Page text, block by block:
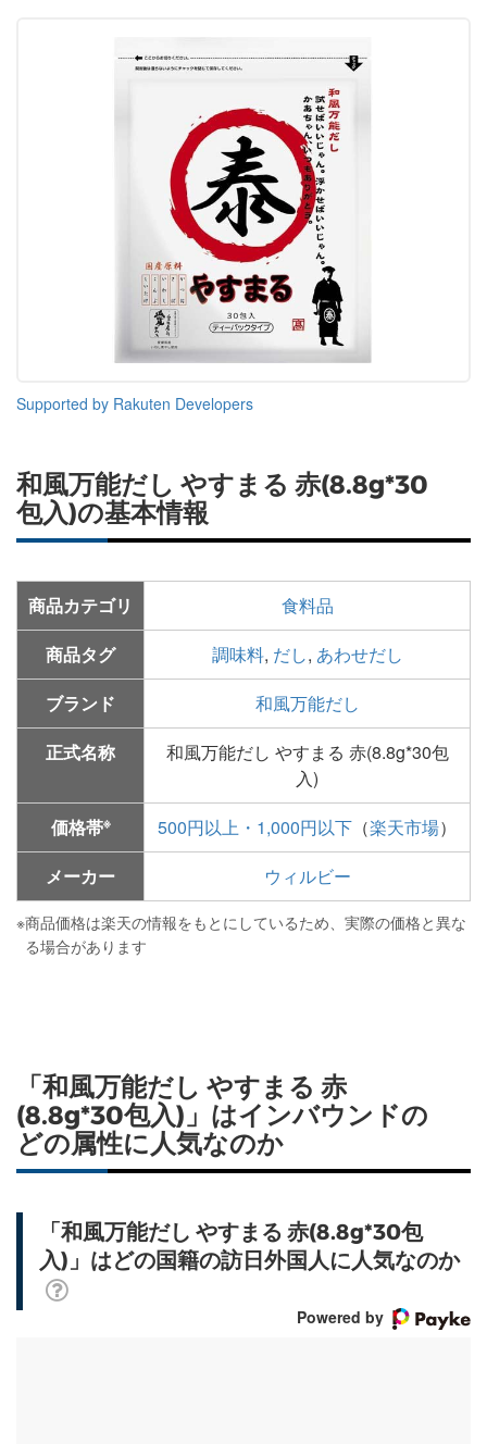
Supported by Rakuten Developers
和風万能だし やすまる 赤(8.8g*30
包入)の基本情報
商品カテゴリ
食料品
商品タグ
調味料, だし, あわせだし
ブランド
和風万能だし
正式名称
和風万能だし やすまる 赤(8.8g*30包
入)
価格帯※ 500円以上・1,000円以下 （楽天市場）
メーカー
ウィルビー
※商品価格は楽天の情報をもとにしているため、実際の価格と異な
る場合があります
「和風万能だし やすまる 赤
(8.8g*30包入)」はインバウンドの
どの属性に人気なのか
「和風万能だし やすまる 赤(8.8g*30包
入)」はどの国籍の訪日外国人に人気なのか
Powered by